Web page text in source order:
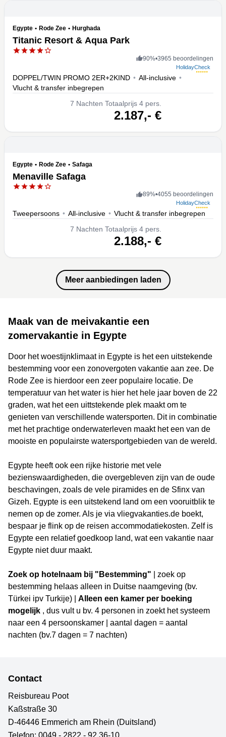
Egypte • Rode Zee • Hurghada
Titanic Resort & Aqua Park
90%•3965 beoordelingen
HolidayCheck
DOPPEL/TWIN PROMO 2ER+2KIND • All-inclusive •
Vlucht & transfer inbegrepen
7 Nachten Totaalprijs 4 pers.
2.187,- €
Egypte • Rode Zee • Safaga
Menaville Safaga
89%•4055 beoordelingen
HolidayCheck
Tweepersoons • All-inclusive • Vlucht & transfer inbegrepen
7 Nachten Totaalprijs 4 pers.
2.188,- €
Meer aanbiedingen laden
Maak van de meivakantie een
zomervakantie in Egypte
Door het woestijnklimaat in Egypte is het een uitstekende
bestemming voor een zonovergoten vakantie aan zee. De
Rode Zee is hierdoor een zeer populaire locatie. De
temperatuur van het water is hier het hele jaar boven de 22
graden, wat het een uittstekende plek maakt om te
genieten van verschillende watersporten. Dit in combinatie
met het prachtige onderwaterleven maakt het een van de
mooiste en populairste watersportgebieden van de wereld.
Egypte heeft ook een rijke historie met vele
bezienswaardigheden, die overgebleven zijn van de oude
beschavingen, zoals de vele piramides en de Sfinx van
Gizeh. Egypte is een uitstekend land om een vooruitblik te
nemen op de zomer. Als je via vliegvakanties.de boekt,
bespaar je flink op de reisen accommodatiekosten. Zelf is
Egypte een relatief goedkoop land, wat een vakantie naar
Egypte niet duur maakt.
Zoek op hotelnaam bij "Bestemming" | zoek op
bestemming helaas alleen in Duitse naamgeving (bv.
Türkei ipv Turkije) | Alleen een kamer per boeking
mogelijk , dus vult u bv. 4 personen in zoekt het systeem
naar een 4 persoonskamer | aantal dagen = aantal
nachten (bv.7 dagen = 7 nachten)
Contact
Reisbureau Poot
Kaßstraße 30
D-46446 Emmerich am Rhein (Duitsland)